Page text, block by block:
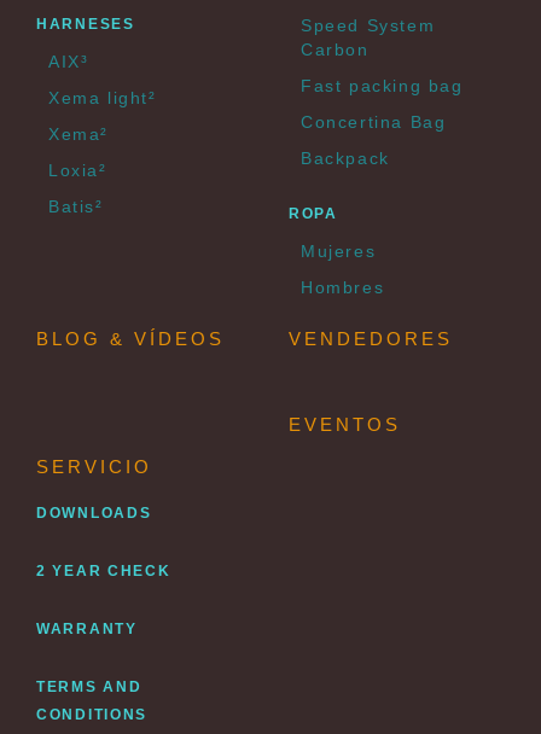
HARNESES
AIX³
Xema light²
Xema²
Loxia²
Batis²
Speed System
Carbon
Fast packing bag
Concertina Bag
Backpack
ROPA
Mujeres
Hombres
BLOG & VÍDEOS VENDEDORES
EVENTOS
SERVICIO
DOWNLOADS
2 YEAR CHECK
WARRANTY
TERMS AND
CONDITIONS